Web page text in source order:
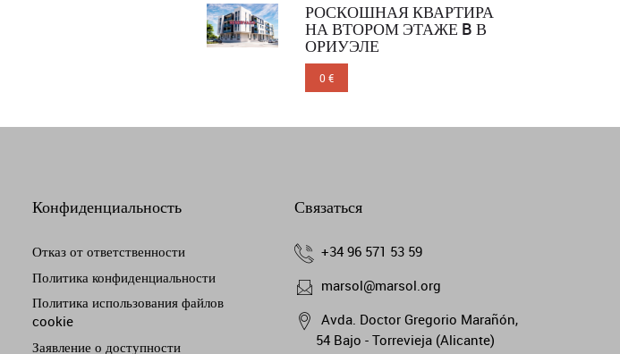
РОСКОШНАЯ КВАРТИРА
НА ВТОРОМ ЭТАЖЕ B В
ОРИУЭЛЕ
0 €
Конфиденциальность
Отказ от ответственности
Политика конфиденциальности
Политика использования файлов
cookie
Заявление о доступности
Связаться
+34 96 571 53 59
marsol@marsol.org
Avda. Doctor Gregorio Marañón,
54 Bajo - Torrevieja (Alicante)